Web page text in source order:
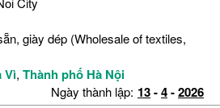
giày dép (Wholesale of textiles,
Vì, Thành phố Hà Nội
Ngày thành lập: 13-4-2026